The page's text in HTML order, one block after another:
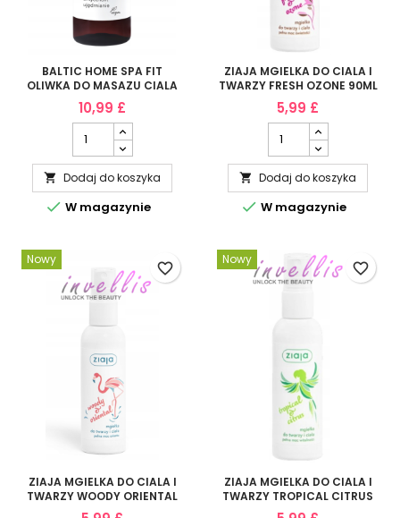
BALTIC HOME SPA FIT
OLIWKA DO MASAZU CIALA
490ML
10,99 £
 Dodaj do koszyka
 W magazynie
ZIAJA MGIELKA DO CIALA I
TWARZY FRESH OZONE 90ML
5,99 £
 Dodaj do koszyka
 W magazynie
Nowy
ZIAJA MGIELKA DO CIALA I
TWARZY WOODY ORIENTAL
90ML
favorite_border
Nowy
ZIAJA MGIELKA DO CIALA I
TWARZY TROPICAL CITRUS
90ML
favorite_border